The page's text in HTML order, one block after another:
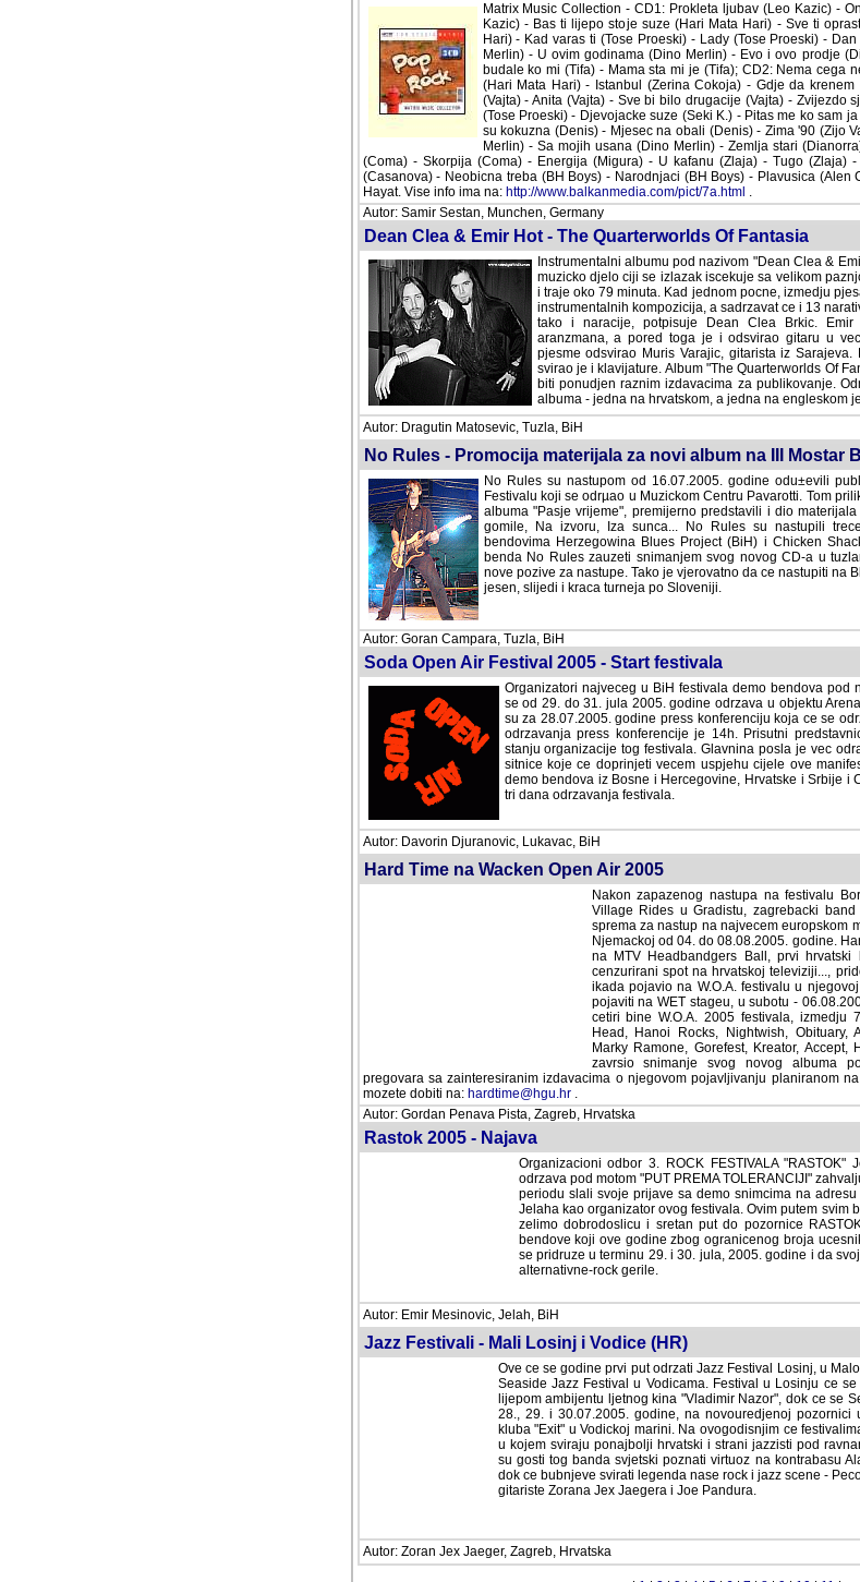
Matrix Music Collection - CD1: Prokleta ljubav (Leo Kazic) -
Kazic) - Bas ti lijepo stoje suze (Hari Mata Hari) - Sve ti
Hari) - Kad varas ti (Tose Proeski) - Lady (Tose Proeski) -
Merlin) - U ovim godinama (Dino Merlin) - Evo i ovo prodje
budale ko mi (Tifa) - Mama sta mi je (Tifa); CD2: Nema cega
(Hari Mata Hari) - Istanbul (Zerina Cokoja) - Gdje da
(Vajta) - Anita (Vajta) - Sve bi bilo drugacije (Vajta) - Zvijezdo
(Tose Proeski) - Djevojacke suze (Seki K.) - Pitas me ko sam
su kokuzna (Denis) - Mjesec na obali (Denis) - Zima '90 (Zijo
Merlin) - Sa mojih usana (Dino Merlin) - Zemlja stari
(Coma) - Skorpija (Coma) - Energija (Migura) - U kafanu (Zlaja) - Tugo (Zlaja)
(Casanova) - Neobicna treba (BH Boys) - Narodnjaci (BH Boys) - Plavusica (Alen
Hayat. Vise info ima na:http://www.balkanmedia.com/pict/7a.html.
Autor: Samir Sestan, Munchen, Germany
Dean Clea & Emir Hot - The Quarterworlds Of Fantasia
Instrumentalni albumu pod nazivom "Dean Clea &
muzicko djelo ciji se izlazak iscekuje sa velikom
traje oko 79 minuta. Kad jednom pocne, izmedju
instrumentalnih kompozicija, a sadrzavat ce i 13
tako i naracije, potpisuje Dean Clea Brkic. Emir Hot
a pored toga je i odsvirao gitaru u vecini pjesama.
Muris Varajic, gitarista iz Sarajeva. Dena Clea Brkic
Album "The Quarterworlds Of Fantasia" je u fazi
izdavacima za publikovanje. Odmah su uradjene
hrvatskom, a jedna na engleskom jeziku.
Autor: Dragutin Matosevic, Tuzla, BiH
No Rules - Promocija materijala za novi album na III Mostar
No Rules su nastupom od 16.07.2005. godine odu±evili
Festivalu koji se odrµao u Muzickom Centru Pavarotti. Tom
albuma "Pasje vrijeme", premijerno predstavili i dio
gomile, Na izvoru, Iza sunca... No Rules su nastupili
bendovima Herzegowina Blues Project (BiH) i Chicken
benda No Rules zauzeti snimanjem svog novog CD-a u
nove pozive za nastupe. Tako je vjerovatno da ce nastupiti na
jesen, slijedi i kraca turneja po Sloveniji.
Autor: Goran Campara, Tuzla, BiH
Soda Open Air Festival 2005 - Start festivala
Organizatori najveceg u BiH festivala demo bendova pod
od 29. do 31. jula 2005. godine odrzava u objektu Arena na
28.07.2005. godine press konferenciju koja ce se
odrzavanja press konferencije je 14h. Prisutni
stanju organizacije tog festivala. Glavnina posla je vec
sitnice koje ce doprinjeti vecem uspjehu cijele ove
demo bendova iz Bosne i Hercegovine, Hrvatske i Srbije i
dana odrzavanja festivala.
Autor: Davorin Djuranovic, Lukavac, BiH
Hard Time na Wacken Open Air 2005
Nakon zapazenog nastupa na festivalu
Village Rides u Gradistu, zagrebacki
sprema za nastup na najvecem europskom
Njemackoj od 04. do 08.08.2005. godine.
na MTV Headbandgers Ball, prvi
cenzurirani spot na hrvatskoj televiziji...,
ikada pojavio na W.O.A. festivalu u
pojaviti na WET stageu, u subotu -
cetiri bine W.O.A. 2005 festivala, izmedju
Hanoi Rocks, Nightwish, Obituary,
Ramone, Gorefest, Kreator, Accept,
snimanje svog novog albuma pod
zainteresiranim izdavacima o njegovom pojavljivanju planiranom na jesen 2005.
hardtime@hgu.hr.
Autor: Gordan Penava Pista, Zagreb, Hrvatska
Rastok 2005 - Najava
Organizacioni odbor 3. ROCK FESTIVALA
odrzava pod motom "PUT PREMA TOLERANCIJI"
periodu slali svoje prijave sa demo snimcima na
Jelaha kao organizator ovog festivala. Ovim putem svim
zelimo dobrodoslicu i sretan put do pozornice
bendove koji ove godine zbog ogranicenog broja
se pridruze u terminu 29. i 30. jula, 2005. godine i da
alternativne-rock gerile.
Autor: Emir Mesinovic, Jelah, BiH
Jazz Festivali - Mali Losinj i Vodice (HR)
Ove ce se godine prvi put odrzati Jazz Festival Losinj, u
Seaside Jazz Festival u Vodicama. Festival u Losinju ce
lijepom ambijentu ljetnog kina "Vladimir Nazor", dok ce se
28., 29. i 30.07.2005. godine, na novouredjenoj pozornici u
"Exit" u Vodickoj marini. Na ovogodisnjim ce festivalima
kojem sviraju ponajbolji hrvatski i strani jazzisti pod
gosti tog banda svjetski poznati virtuoz na kontrabasu
ce bubnjeve svirati legenda nase rock i jazz scene - Peco
gitariste Zorana Jex Jaegera i Joe Pandura.
Autor: Zoran Jex Jaeger, Zagreb, Hrvatska